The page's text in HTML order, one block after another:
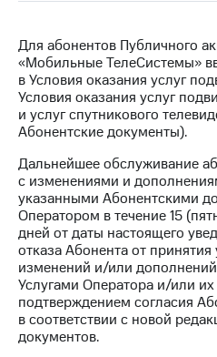
номер
в МТС
Тарифы
Услуги
Роуминг
Семейная
группа
Заказать
SIM-
карту
Оформить
приложение
Мой
МТС
Акции
Скидка 30%
на связь
Тарифы
RED,
РИИЛ
и МТС
Супер
дешевле
при
оплате
с карты
МТС
Для абонентов Публичного
«Мобильные ТелеСистемы»
в Условия оказания услуг
Условия оказания услуг
и услуг спутникового
Абонентские документы).
Дальнейшее обслуживание
с изменениями и
указанными Абонентскими
Оператором в течение 15
дней от даты настоящего
отказа Абонента от
изменений и/или
Услугами Оператора и/или их
подтверждением согласия
в соответствии с новой
документов.